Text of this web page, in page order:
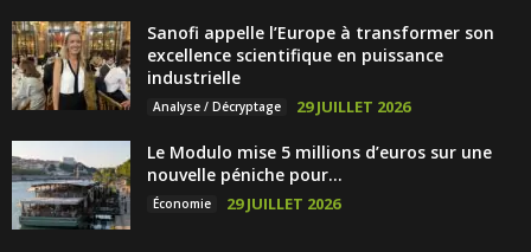
Sanofi appelle l’Europe à transformer son
excellence scientifique en puissance
industrielle
Analyse / Décryptage 29 JUILLET 2026
Le Modulo mise 5 millions d’euros sur une
nouvelle péniche pour...
Économie 29 JUILLET 2026